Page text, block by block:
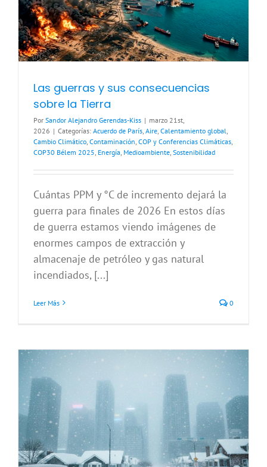
Las guerras y sus consecuencias
sobre la Tierra
Por Sandor Alejandro Gerendas-Kiss | marzo 21st,
2026 | Categorías: Acuerdo de París Aire Calentamiento global
Cambio Climático Contaminación COP y Conferencias Climáticas
COP30 Bélem 2025 Energía Medioambiente Sostenibilidad
Cuántas PPM y °C de incremento dejará la
guerra para finales de 2026 En estos días
de guerra estamos viendo imágenes de
enormes campos de extracción y
almacenaje de petróleo y gas natural
incendiados, [...]
Leer Más 0